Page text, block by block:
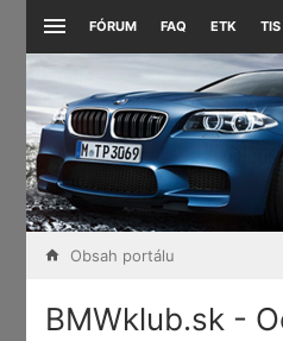
FÓRUM FAQ ETK TIS
Obsah portálu
BMWklub.sk -